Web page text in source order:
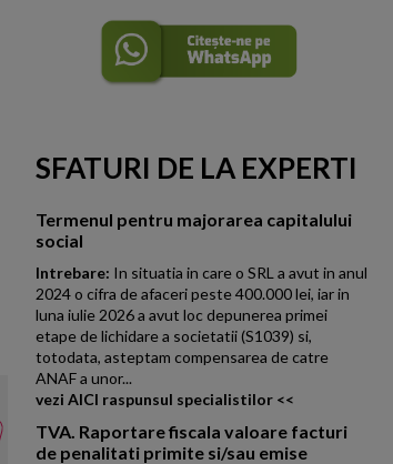
NOUTATI
din Codul
Fiscal
PFA. Venituri din
in scopuri de TVA
O PFA care desfasoara
SFATURI DE LA EXPERTI
Termenul pentru majorarea capitalului
social
Intrebare: In situatia in care o SRL a avut in anul
2024 o cifra de afaceri peste 400.000 lei, iar in
luna iulie 2026 a avut loc depunerea primei
etape de lichidare a societatii (S1039) si,
totodata, asteptam compensarea de catre
ANAF a unor...
vezi AICI raspunsul specialistilor <<
TVA. Raportare fiscala valoare facturi
de penalitati primite si/sau emise